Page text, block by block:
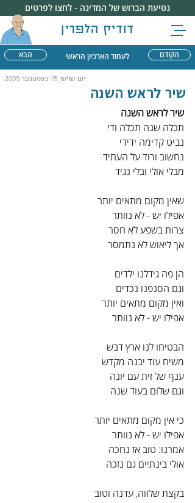
דודיק הלפרין
נטיעת הברוש של המדינה - לחצו לפרטים
הבא הקודם לעמוד הארכיון הראשי
יום שלישי, 15 בספטמבר 2009
שיר לראש השנה
שיר לראש השנה
תכלה שנה תכלה ודי
נביט קדימה ידידי
נחשוב ורוד על העתיד
מבלי אולי ובלי נגיד
שאין מקום מתאים יותר
אפילו יש - לא נוותר
צרות בשפע לא חסר
אך ליאוש לא נתמסר
הן פה גידלנו ילדים
וגם הסנפנו נכדים
ואין מקום מתאים יותר
אפילו יש - לא נוותר
הבטיחו לנו ארץ דבש
משיח עוד יבנה מקדש
ענף של זית עם יונה
וגם שלום בעוד שנה
כי אין מקום מתאים יותר
אפילו יש - לא נוותר
אמרנו: טוב אז נחכה
אולי בינתיים גם נזכה
בקצת שלווה, עדנה וטוב